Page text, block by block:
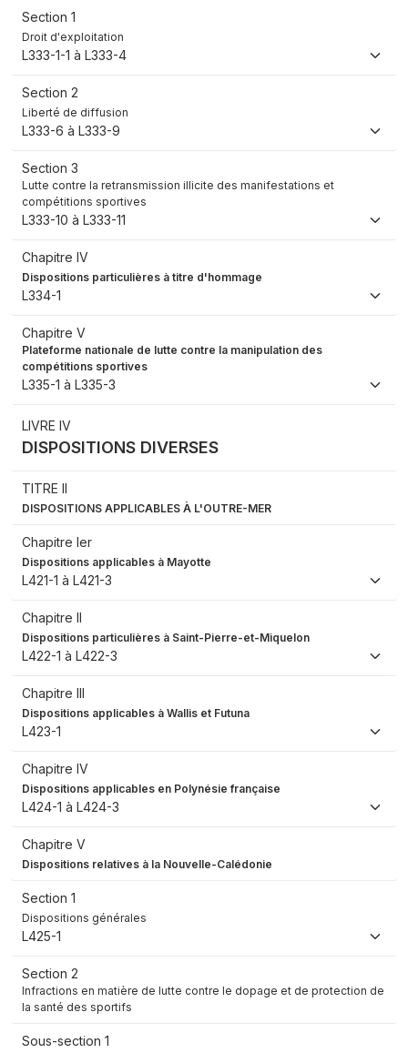
Section 1
Droit d'exploitation
L333-1-1 à L333-4
Section 2
Liberté de diffusion
L333-6 à L333-9
Section 3
Lutte contre la retransmission illicite des manifestations et
compétitions sportives
L333-10 à L333-11
Chapitre IV
Dispositions particulières à titre d'hommage
L334-1
Chapitre V
Plateforme nationale de lutte contre la manipulation des
compétitions sportives
L335-1 à L335-3
LIVRE IV
DISPOSITIONS DIVERSES
TITRE II
DISPOSITIONS APPLICABLES À L'OUTRE-MER
Chapitre Ier
Dispositions applicables à Mayotte
L421-1 à L421-3
Chapitre II
Dispositions particulières à Saint-Pierre-et-Miquelon
L422-1 à L422-3
Chapitre III
Dispositions applicables à Wallis et Futuna
L423-1
Chapitre IV
Dispositions applicables en Polynésie française
L424-1 à L424-3
Chapitre V
Dispositions relatives à la Nouvelle-Calédonie
Section 1
Dispositions générales
L425-1
Section 2
Infractions en matière de lutte contre le dopage et de protection de
la santé des sportifs
Sous-section 1